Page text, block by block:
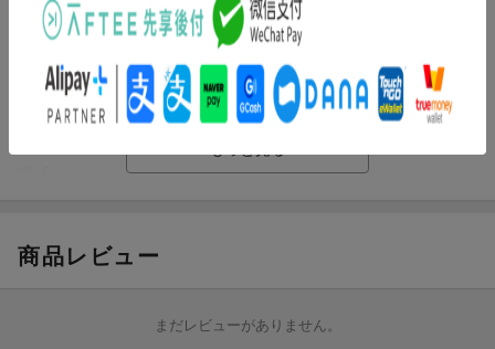
曲目タイトル：
1.まだまだ[4:49]
2.あまえてよ[4:48]
3.キミをレスキュー feat.多和田えみ[4:14]
4.幸せの実
[4:41]
ルーボイスカンキン[0:49]
9.ミテルヨ [4:27]
[5:15]
商品レビュー
まだレビューがありません。